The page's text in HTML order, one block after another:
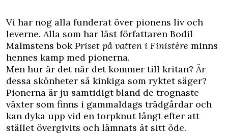
Vi har nog alla funderat över pionens liv och
leverne. Alla som har läst författaren Bodil
Malmstens bokPriset på vatten i Finistère minns
hennes kamp med pionerna.
Men hur är det när det kommer till kritan? Är
dessa skönheter så kinkiga som ryktet säger?
Pionerna är ju samtidigt bland de trognaste
växter som finns i gammaldags trädgårdar och
kan dyka upp vid en torpknut långt efter att
stället övergivits och lämnats åt sitt öde.